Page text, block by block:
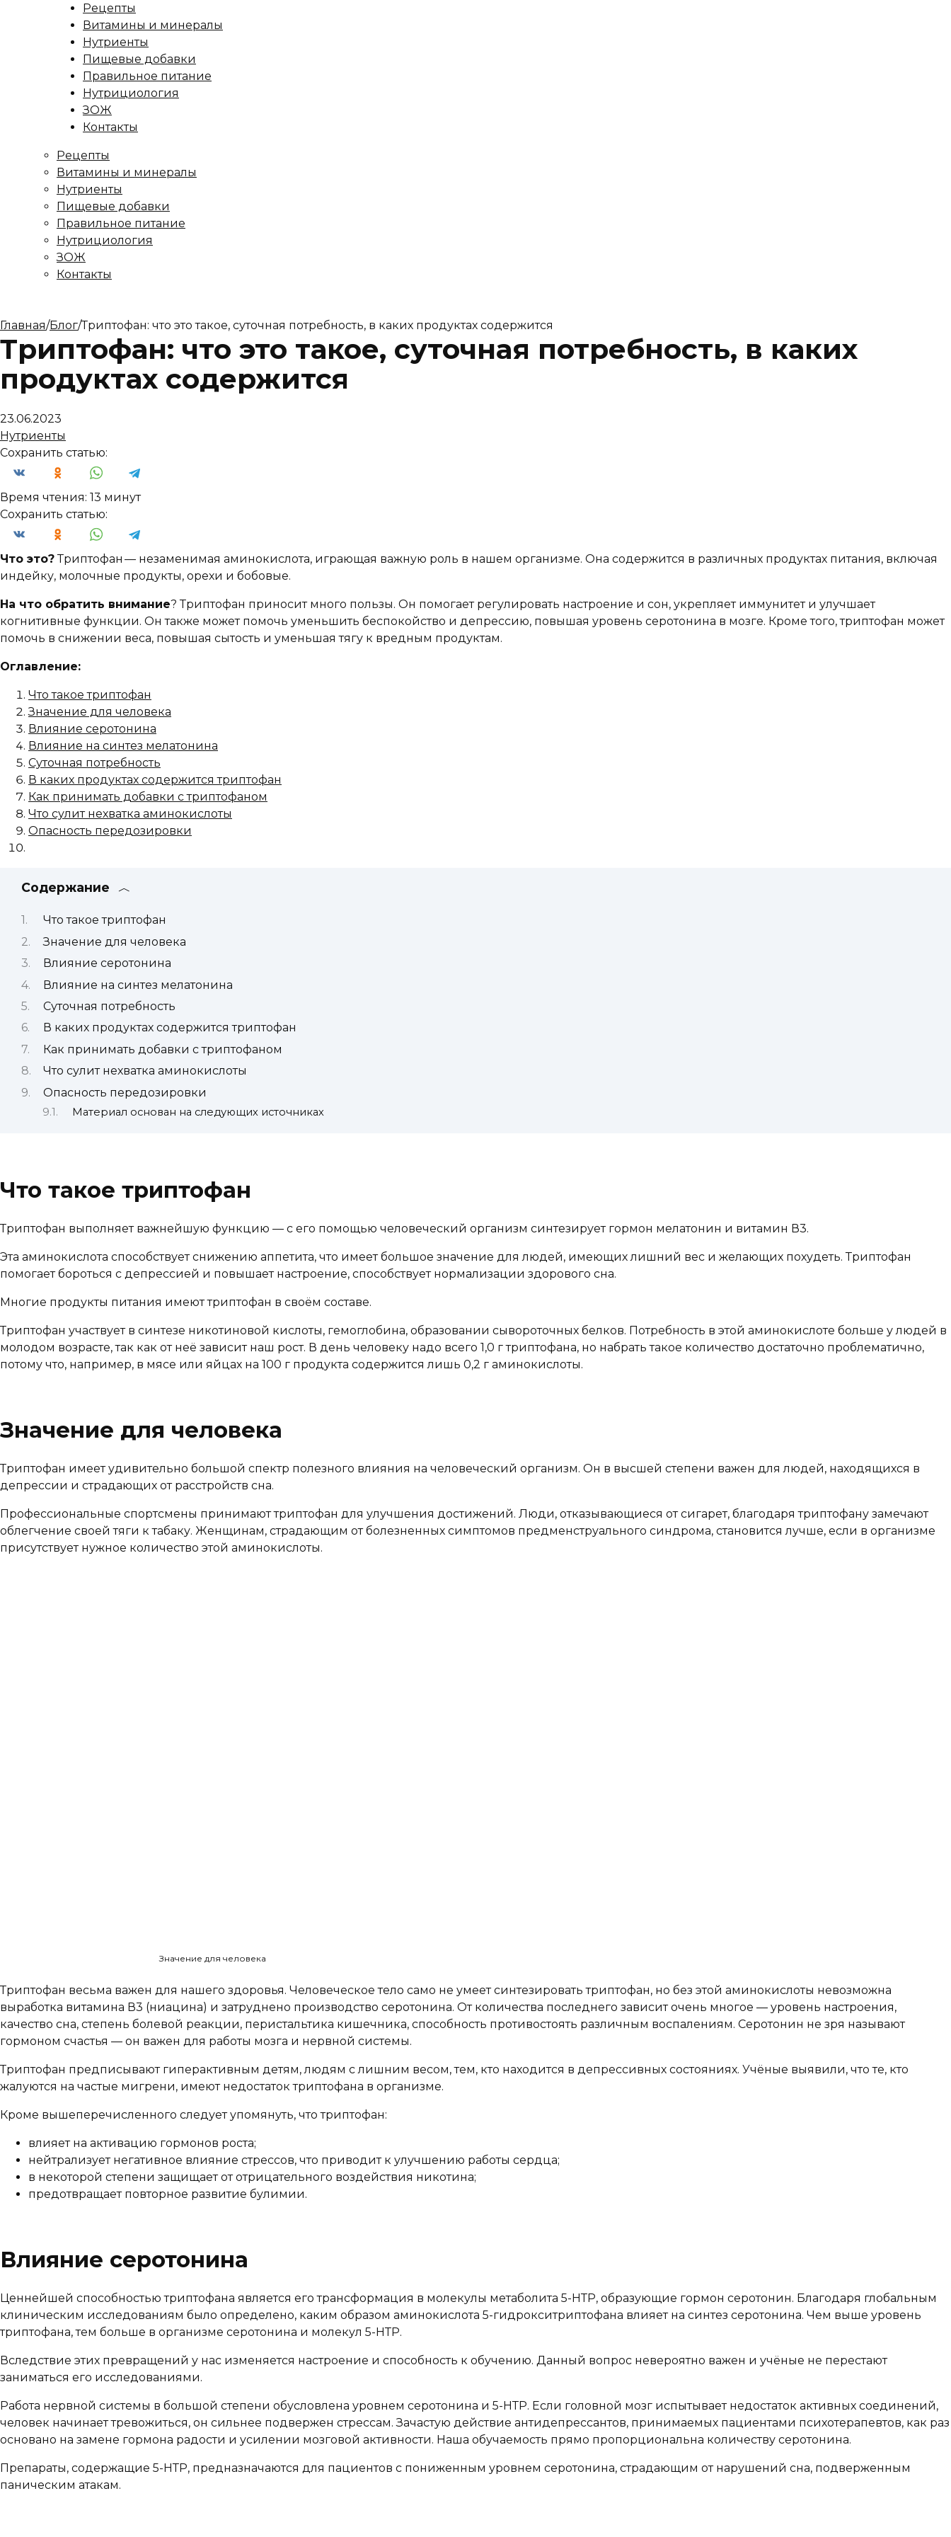
Рецепты
Витамины и минералы
Нутриенты
Пищевые добавки
Правильное питание
Нутрициология
ЗОЖ
Контакты
Рецепты
Витамины и минералы
Нутриенты
Пищевые добавки
Правильное питание
Нутрициология
ЗОЖ
Контакты
Главная/Блог/Триптофан: что это такое, суточная потребность, в каких продуктах содержится
Триптофан: что это такое, суточная потребность, в каких
продуктах содержится
23.06.2023
Нутриенты
Сохранить статью:
Время чтения: 13 минут
Сохранить статью:
Что это?Триптофан — незаменимая аминокислота, играющая важную роль в нашем организме. Она содержится в различных продуктах питания, включая
индейку, молочные продукты, орехи и бобовые.
На что обратить внимание? Триптофан приносит много пользы. Он помогает регулировать настроение и сон, укрепляет иммунитет и улучшает
когнитивные функции. Он также может помочь уменьшить беспокойство и депрессию, повышая уровень серотонина в мозге. Кроме того, триптофан может
помочь в снижении веса, повышая сытость и уменьшая тягу к вредным продуктам.
Оглавление:
Что такое триптофан
Значение для человека
Влияние серотонина
Влияние на синтез мелатонина
Суточная потребность
В каких продуктах содержится триптофан
Как принимать добавки с триптофаном
Что сулит нехватка аминокислоты
Опасность передозировки
Содержание
Что такое триптофан
Значение для человека
Влияние серотонина
Влияние на синтез мелатонина
Суточная потребность
В каких продуктах содержится триптофан
Как принимать добавки с триптофаном
Что сулит нехватка аминокислоты
Опасность передозировки
Материал основан на следующих источниках
Что такое триптофан
Триптофан выполняет важнейшую функцию — с его помощью человеческий организм синтезирует гормон мелатонин и витамин В3.
Эта аминокислота способствует снижению аппетита, что имеет большое значение для людей, имеющих лишний вес и желающих похудеть. Триптофан
помогает бороться с депрессией и повышает настроение, способствует нормализации здорового сна.
Многие продукты питания имеют триптофан в своём составе.
Триптофан участвует в синтезе никотиновой кислоты, гемоглобина, образовании сывороточных белков. Потребность в этой аминокислоте больше у людей в
молодом возрасте, так как от неё зависит наш рост. В день человеку надо всего 1,0 г триптофана, но набрать такое количество достаточно проблематично,
потому что, например, в мясе или яйцах на 100 г продукта содержится лишь 0,2 г аминокислоты.
Значение для человека
Триптофан имеет удивительно большой спектр полезного влияния на человеческий организм. Он в высшей степени важен для людей, находящихся в
депрессии и страдающих от расстройств сна.
Профессиональные спортсмены принимают триптофан для улучшения достижений. Люди, отказывающиеся от сигарет, благодаря триптофану замечают
облегчение своей тяги к табаку. Женщинам, страдающим от болезненных симптомов предменструального синдрома, становится лучше, если в организме
присутствует нужное количество этой аминокислоты.
Значение для человека
Триптофан весьма важен для нашего здоровья. Человеческое тело само не умеет синтезировать триптофан, но без этой аминокислоты невозможна
выработка витамина В3 (ниацина) и затруднено производство серотонина. От количества последнего зависит очень многое — уровень настроения,
качество сна, степень болевой реакции, перистальтика кишечника, способность противостоять различным воспалениям. Серотонин не зря называют
гормоном счастья — он важен для работы мозга и нервной системы.
Триптофан предписывают гиперактивным детям, людям с лишним весом, тем, кто находится в депрессивных состояниях. Учёные выявили, что те, кто
жалуются на частые мигрени, имеют недостаток триптофана в организме.
Кроме вышеперечисленного следует упомянуть, что триптофан:
влияет на активацию гормонов роста;
нейтрализует негативное влияние стрессов, что приводит к улучшению работы сердца;
в некоторой степени защищает от отрицательного воздействия никотина;
предотвращает повторное развитие булимии.
Влияние серотонина
Ценнейшей способностью триптофана является его трансформация в молекулы метаболита 5-НТР, образующие гормон серотонин. Благодаря глобальным
клиническим исследованиям было определено, каким образом аминокислота 5-гидрокситриптофана влияет на синтез серотонина. Чем выше уровень
триптофана, тем больше в организме серотонина и молекул 5-НТР.
Вследствие этих превращений у нас изменяется настроение и способность к обучению. Данный вопрос невероятно важен и учёные не перестают
заниматься его исследованиями.
Работа нервной системы в большой степени обусловлена уровнем серотонина и 5-НТР. Если головной мозг испытывает недостаток активных соединений,
человек начинает тревожиться, он сильнее подвержен стрессам. Зачастую действие антидепрессантов, принимаемых пациентами психотерапевтов, как раз
основано на замене гормона радости и усилении мозговой активности. Наша обучаемость прямо пропорциональна количеству серотонина.
Препараты, содержащие 5-НТР, предназначаются для пациентов с пониженным уровнем серотонина, страдающим от нарушений сна, подверженным
паническим атакам.